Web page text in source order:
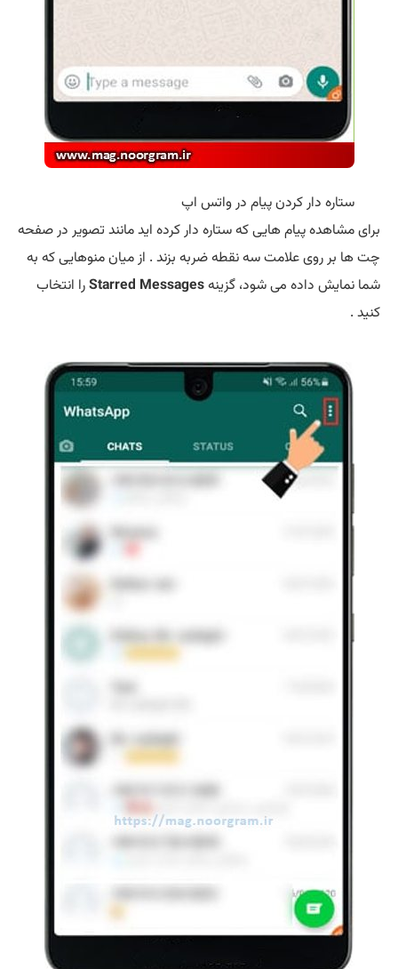
ستاره دار کردن پیام در واتس اپ
برای مشاهده پیام هایی که ستاره دار کرده اید مانند تصویر در صفحه
چت ها بر روی علامت سه نقطه ضربه بزند . از میان منوهایی که به
شما نمایش داده می شود، گزینهStarred Messagesرا انتخاب
کنید .